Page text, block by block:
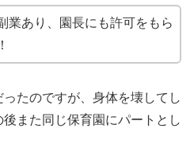
業あり、園長にも許可をもら
たのですが、身体を壊してし
また同じ保育園にパートとし